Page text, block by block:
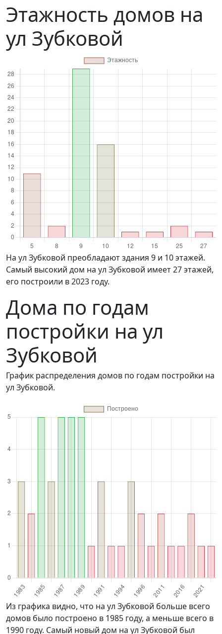
Этажность домов на
ул Зубковой
на ул Зубковой преобладают здания 9 и 10 этажей.
Самый высокий дом на ул Зубковой имеет 27 этажей,
его построили в 2023 году.
Дома по годам
постройки на ул
Зубковой
График распределения домов по годам постройки на
ул Зубковой.
Из графика видно, что на ул Зубковой больше всего
домов было построено в 1985 году, а меньше всего в
1990 году. Самый новый дом на ул Зубковой был